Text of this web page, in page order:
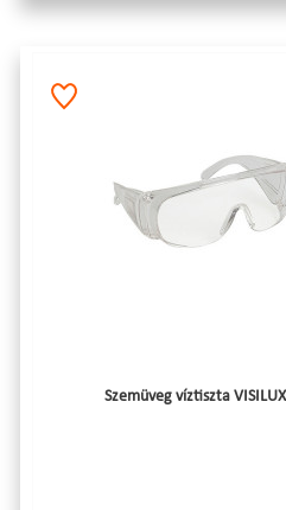
Szemüveg víztiszta